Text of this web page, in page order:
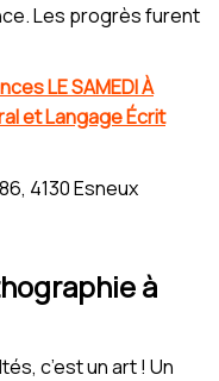
Les progrès furent
LE SAMEDI À
et Langage Écrit
4130 Esneux
à
c’est un art ! Un